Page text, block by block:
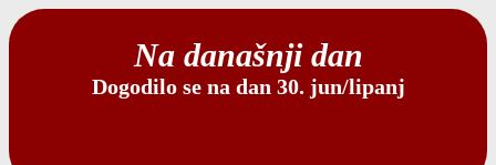
Na današnji dan
Dogodilo se na dan 30. jun/lipanj